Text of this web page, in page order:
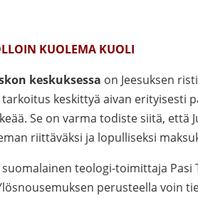
KUOLEMA KUOLI
keskuksessa on Jeesuksen
keskittyä aivan erityisesti
Se on varma todiste siitä, että
riittäväksi ja lopulliseksi
teologi-toimittaja
perusteella voin